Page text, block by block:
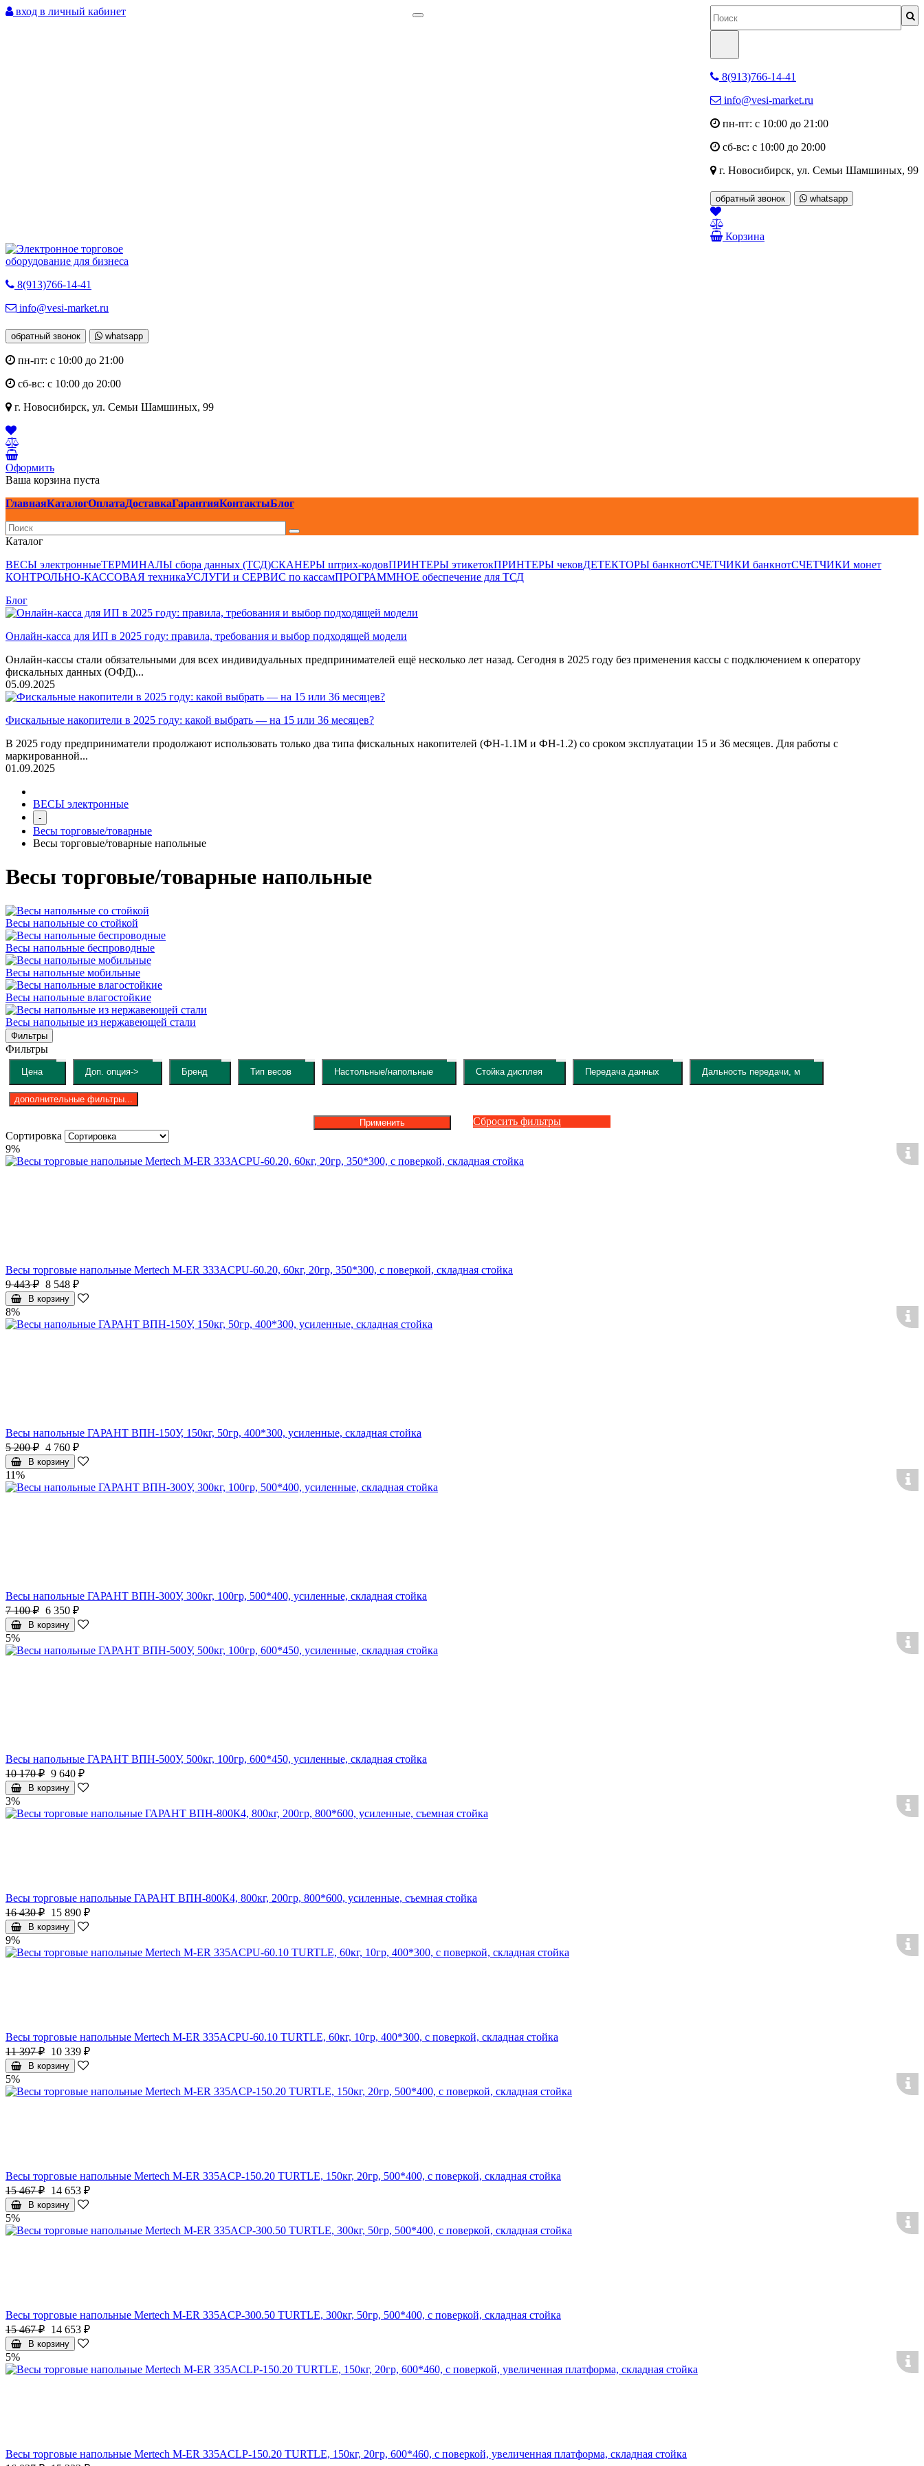
вход в личный кабинет
8(913)766-14-41
info@vesi-market.ru
пн-пт: с 10:00 до 21:00
сб-вс: с 10:00 до 20:00
г. Новосибирск, ул. Семьи Шамшиных, 99
обратный звонок whatsapp
Корзина
8(913)766-14-41
info@vesi-market.ru
обратный звонок whatsapp
пн-пт: с 10:00 до 21:00
сб-вс: с 10:00 до 20:00
г. Новосибирск, ул. Семьи Шамшиных, 99
Оформить
Ваша корзина пуста
ГлавнаяКаталогОплатаДоставкаГарантияКонтактыБлог
Каталог
ВЕСЫ электронныеТЕРМИНАЛЫ сбора данных (ТСД)СКАНЕРЫ штрих-кодовПРИНТЕРЫ этикетокПРИНТЕРЫ чековДЕТЕКТОРЫ банкнотСЧЕТЧИКИ банкнотСЧЕТЧИКИ монет
КОНТРОЛЬНО-КАССОВАЯ техникаУСЛУГИ и СЕРВИС по кассамПРОГРАММНОЕ обеспечение для ТСД
Блог
Онлайн-касса для ИП в 2025 году: правила, требования и выбор подходящей модели
Онлайн-кассы стали обязательными для всех индивидуальных предпринимателей ещё несколько лет назад. Сегодня в 2025 году без применения кассы с подключением к оператору
фискальных данных (ОФД)...
05.09.2025
Фискальные накопители в 2025 году: какой выбрать — на 15 или 36 месяцев?
В 2025 году предприниматели продолжают использовать только два типа фискальных накопителей (ФН-1.1М и ФН-1.2) со сроком эксплуатации 15 и 36 месяцев. Для работы с
маркированной...
01.09.2025
ВЕСЫ электронные
-
Весы торговые/товарные
Весы торговые/товарные напольные
Весы торговые/товарные напольные
Весы напольные со стойкой
Весы напольные беспроводные
Весы напольные мобильные
Весы напольные влагостойкие
Весы напольные из нержавеющей стали
Фильтры
Фильтры
Цена Доп. опция-> Бренд Тип весов Настольные/напольные Стойка дисплея Передача данных Дальность передачи, м
дополнительные фильтры...
Применить
Сбросить фильтры
Сортировка
9%
Весы торговые напольные Mertech M-ER 333ACPU-60.20, 60кг, 20гр, 350*300, с поверкой, складная стойка
9 443 ₽ 8 548 ₽
В корзину
8%
Весы напольные ГАРАНТ ВПН-150У, 150кг, 50гр, 400*300, усиленные, складная стойка
5 200 ₽ 4 760 ₽
В корзину
11%
Весы напольные ГАРАНТ ВПН-300У, 300кг, 100гр, 500*400, усиленные, складная стойка
7 100 ₽ 6 350 ₽
В корзину
5%
Весы напольные ГАРАНТ ВПН-500У, 500кг, 100гр, 600*450, усиленные, складная стойка
10 170 ₽ 9 640 ₽
В корзину
3%
Весы торговые напольные ГАРАНТ ВПН-800К4, 800кг, 200гр, 800*600, усиленные, съемная стойка
16 430 ₽ 15 890 ₽
В корзину
9%
Весы торговые напольные Mertech M-ER 335ACPU-60.10 TURTLE, 60кг, 10гр, 400*300, с поверкой, складная стойка
11 397 ₽ 10 339 ₽
В корзину
5%
Весы торговые напольные Mertech M-ER 335ACP-150.20 TURTLE, 150кг, 20гр, 500*400, с поверкой, складная стойка
15 467 ₽ 14 653 ₽
В корзину
5%
Весы торговые напольные Mertech M-ER 335ACP-300.50 TURTLE, 300кг, 50гр, 500*400, с поверкой, складная стойка
15 467 ₽ 14 653 ₽
В корзину
5%
Весы торговые напольные Mertech M-ER 335ACLP-150.20 TURTLE, 150кг, 20гр, 600*460, с поверкой, увеличенная платформа, складная стойка